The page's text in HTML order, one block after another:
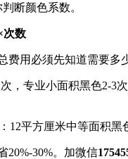
判断颜色系数。
次数
费用必须先知道需要多
，专业小面积黑色2-3
12平方厘米中等面积黑
20%-30%。加微信